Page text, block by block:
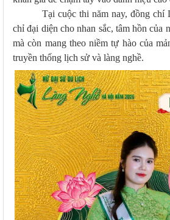
Tại cuộc thi năm nay, đồng
chỉ đại diện cho nhan sắc, tâm hồn của
mà còn mang theo niềm tự hào của
truyền thống lịch sử và làng nghề.